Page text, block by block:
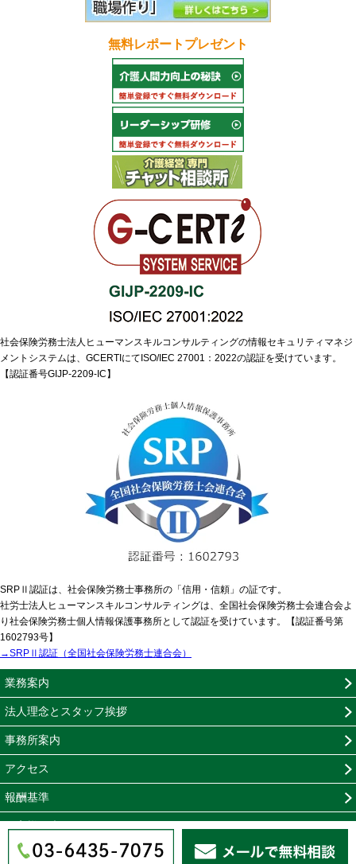
無料レポートプレゼント
社会保険労務士法人ヒューマンスキルコンサルティングの情報セキュリティマネジ
メントシステムは、GCERTIにてISO/IEC 27001：2022の認証を受けています。
【認証番号GIJP-2209-IC】
SRPⅡ認証は、社会保険労務士事務所の「信用・信頼」の証です。
社労士法人ヒューマンスキルコンサルティングは、全国社会保険労務士会連合会よ
り社会保険労務士個人情報保護事務所として認証を受けています。【認証番号第
1602793号】
→SRPⅡ認証（全国社会保険労務士連合会）
業務案内
法人理念とスタッフ挨拶
事務所案内
アクセス
報酬基準
お客様の声
無料相談